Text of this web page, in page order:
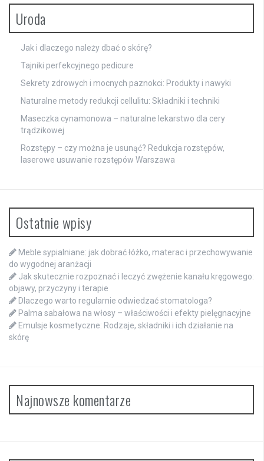
Uroda
Jak i dlaczego należy dbać o skórę?
Tajniki perfekcyjnego pedicure
Sekrety zdrowych i mocnych paznokci: Produkty i nawyki
Naturalne metody redukcji cellulitu: Składniki i techniki
Maseczka cynamonowa – naturalne lekarstwo dla cery
trądzikowej
Rozstępy – czy można je usunąć? Redukcja rozstępów,
laserowe usuwanie rozstępów Warszawa
Ostatnie wpisy
Meble sypialniane: jak dobrać łóżko, materac i przechowywanie
do wygodnej aranżacji
Jak skutecznie rozpoznać i leczyć zwężenie kanału kręgowego:
objawy, przyczyny i terapie
Dlaczego warto regularnie odwiedzać stomatologa?
Palma sabałowa na włosy – właściwości i efekty pielęgnacyjne
Emulsje kosmetyczne: Rodzaje, składniki i ich działanie na
skórę
Najnowsze komentarze